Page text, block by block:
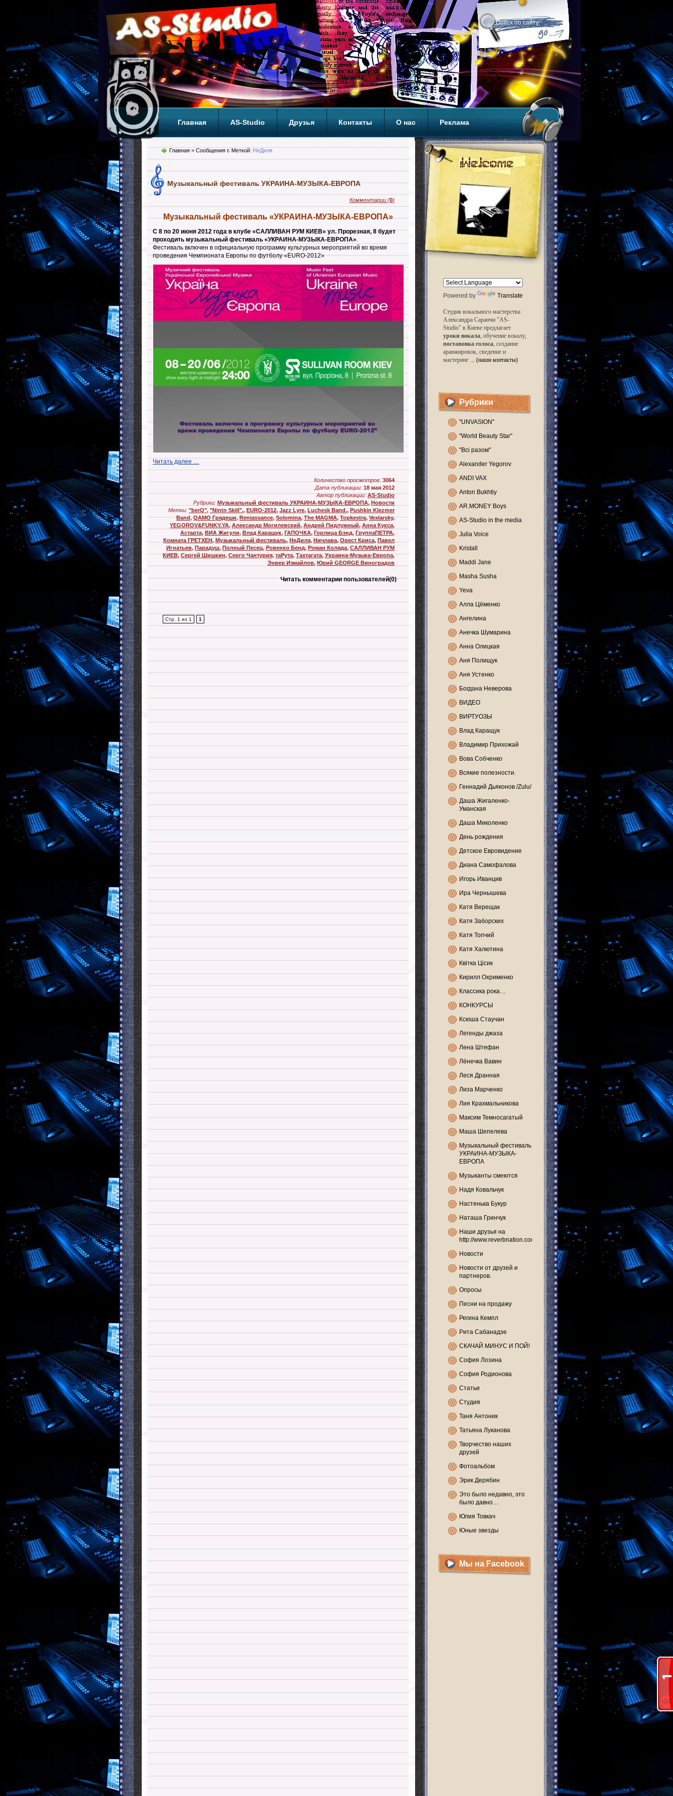
Главная AS-Studio Друзья Контакты О нас Реклама
Теги ТОП
Powered by Translate
Студия вокального мастерства
Александра Саранчи "AS-
Studio" в Киеве предлагает
уроки вокала, обучение вокалу,
постановка голоса, создание
аранжировок, сведение и
мастеринг ... (наши контакты)
Рубрики
"UNVASION"
"World Beauty Star"
"Всі разом"
Alexander Yegorov
ANDI VAX
Anton Bukhtiy
AR.MONEY Boys
AS-Studio in the media
Julia Voice
Kristall
Maddi Jane
Masha Susha
Yeva
Алла Цёменко
Ангелина
Анечка Шумарина
Анна Олицкая
Аня Полищук
Аня Устенко
Богдана Неверова
ВИДЕО
ВИРТУОЗЫ
Влад Каращук
Владимир Прихожай
Вова Собченко
Всякие полезности.
Геннадий Дьяконов /Zulu/
Даша Жигаленко-
Уманская
Даша Миколенко
День рождения
Детское Евровидение
Диана Самофалова
Игорь Иванцив
Ира Чернышева
Катя Верещак
Катя Заборских
Катя Топчий
Катя Халютина
Квітка Цісик
Кирилл Охрименко
Классика рока…
КОНКУРСЫ
Ксюша Стаучан
Легенды джаза
Лена Штефан
Лёнечка Вавин
Леся Дранная
Лиза Марченко
Лия Крахмальникова
Максим Темносагатый
Маша Шепелева
Музыкальный фестиваль
УКРАИНА-МУЗЫКА-
ЕВРОПА
Музыканты смеются
Надя Ковальчук
Настенька Букур
Наташа Гринчук
Наши друзья на
http://www.reverbnation.com
Новости
Новости от друзей и
партнеров.
Опросы
Песни на продажу
Регина Кемпл
Рита Сабанадзе
СКАЧАЙ МИНУС И ПОЙ!
София Лозина
София Родионова
Статьи
Студия
Таня Антоник
Татьяна Луканова
Творчество наших
друзей
Фотоальбом
Эрик Дерябин
Это было недавно, это
было давно…
Юлия Товкач
Юные звезды
Мы на Facebook
Главная > Сообщения с Меткой: НеДиля
Музыкальный фестиваль УКРАИНА-МУЗЫКА-ЕВРОПА
Комментарии (0)
Музыкальный фестиваль «УКРАИНА-МУЗЫКА-ЕВРОПА»
С 8 по 20 июня 2012 года в клубе «САЛЛИВАН РУМ КИЕВ» ул. Прорезная, 8 будет
проходить музыкальный фестиваль «УКРАИНА-МУЗЫКА-ЕВРОПА».
Фестиваль включен в официальную программу культурных мероприятий во время
проведения Чемпионата Европы по футболу «EURO-2012»
Читать далее …
Количество просмотров: 3064
Дата публикации: 18 мая 2012
Автор публикации: AS-Studio
Рубрики: Музыкальный фестиваль УКРАИНА-МУЗЫКА-ЕВРОПА, Новости
Метки: "berQ", "Nintn Skill"., EURO-2012, Jazz Lyre, Luchesk Band., Pushkin Klezmer
Band,QAMO Грядеши,Reniassance,Solomina,The MAGMA,Topkestra,Vexlarsky,
YEGOROV&FUNKY.YA, Александр Могилевский, Андрей Пидлужный, Анна Кукса,
Астарта, ВИА Жигули, Влад Каращук, ГАПОЧКА, Горлица Бэнд, ГруппаПЕТРА,
Комната ГРЕТХЕН, Музыкальный фестиваль, НеДиля, Ничлава, Орест Криса, Павел
Игнатьев, Парадуш, Полный Песец, Ровенко Бенд, Роман Коляда, САЛЛИВАН РУМ
КИЕВ,Сергей Шишкин,Серго Чантурия,таРута,Тахтагата,Украина-Музыка-Европа,
Энвер Измайлов, Юрий GEORGE Виноградов
Читать комментарии пользователей(0)
Стр. 1 из 1 1